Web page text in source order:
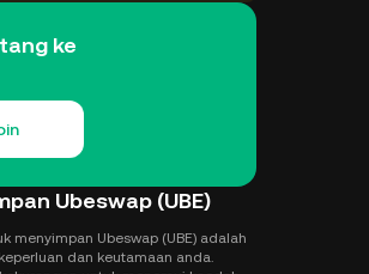
ke
Ubeswap (UBE)
menyimpan Ubeswap (UBE) adalah
dan keutamaan anda.